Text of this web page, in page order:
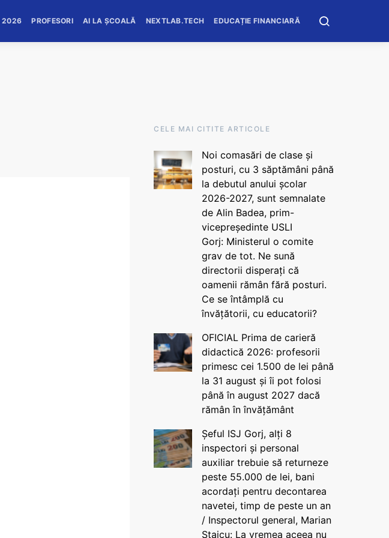
2026 PROFESORI AI LA ȘCOALĂ NEXTLAB.TECH EDUCAȚIE FINANCIARĂ
CELE MAI CITITE ARTICOLE
Noi comasări de clase și
posturi, cu 3 săptămâni până
la debutul anului școlar
2026-2027, sunt semnalate
de Alin Badea, prim-
vicepreședinte USLI
Gorj: Ministerul o comite
grav de tot. Ne sună
directorii disperați că
oamenii rămân fără posturi.
Ce se întâmplă cu
învățătorii, cu educatorii?
OFICIAL Prima de carieră
didactică 2026: profesorii
primesc cei 1.500 de lei până
la 31 august și îi pot folosi
până în august 2027 dacă
rămân în învățământ
Șeful ISJ Gorj, alți 8
inspectori și personal
auxiliar trebuie să returneze
peste 55.000 de lei, bani
acordați pentru decontarea
navetei, timp de peste un an
/ Inspectorul general, Marian
Staicu: La vremea aceea nu